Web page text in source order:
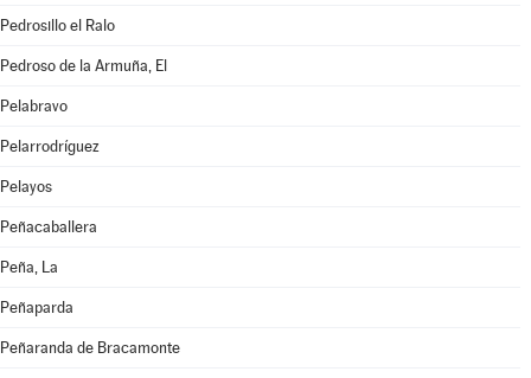
Pedrosillo el Ralo
Pedroso de la Armuña, El
Pelabravo
Pelarrodríguez
Pelayos
Peñacaballera
Peña, La
Peñaparda
Peñaranda de Bracamonte